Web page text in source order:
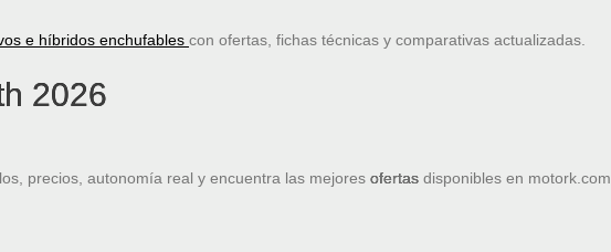
e híbridos enchufables con ofertas, fichas técnicas y comparativas actualizadas.
2026
precios, autonomía real y encuentra las mejores ofertas disponibles en motork.com.